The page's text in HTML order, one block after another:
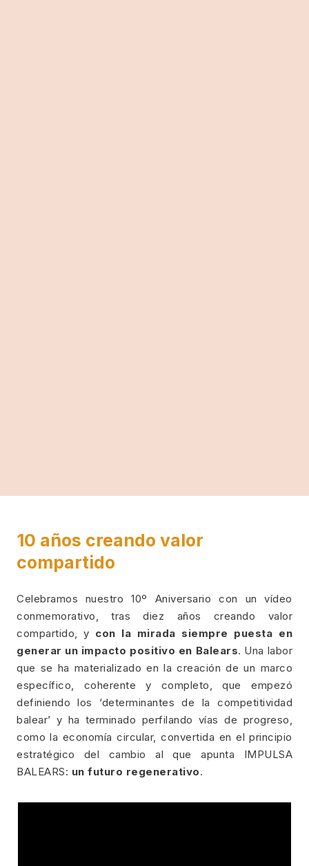
10 años creando valor
compartido
Celebramos nuestro 10º Aniversario con un vídeo
conmemorativo, tras diez años creando valor
compartido, y con la mirada siempre puesta en
generar un impacto positivo en Balears. Una labor
que se ha materializado en la creación de un marco
específico, coherente y completo, que empezó
definiendo los ‘determinantes de la competitividad
balear’ y ha terminado perfilando vías de progreso,
como la economía circular, convertida en el principio
estratégico del cambio al que apunta IMPULSA
BALEARS: un futuro regenerativo.